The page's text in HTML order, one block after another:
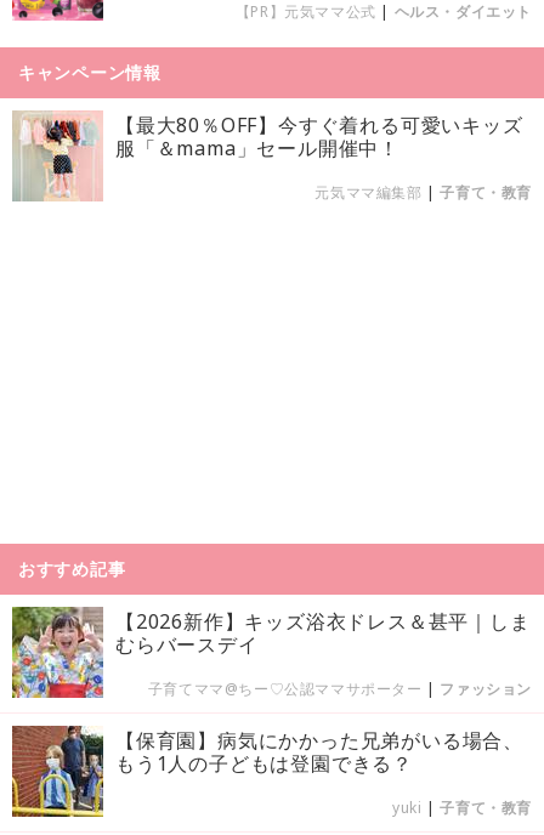
【PR】元気ママ公式 | ヘルス・ダイエット
キャンペーン情報
【最大80％OFF】今すぐ着れる可愛いキッズ
服「＆mama」セール開催中！
元気ママ編集部 |子育て・教育
おすすめ記事
【2026新作】キッズ浴衣ドレス＆甚平｜しま
むらバースデイ
子育てママ@ちー♡公認ママサポーター | ファッション
【保育園】病気にかかった兄弟がいる場合、
もう1人の子どもは登園できる？
yuki |子育て・教育